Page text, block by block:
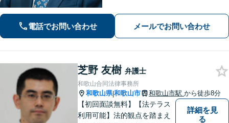
性弁護士も在籍。DV／モラハラ・お子
さまの問題も親身に取り組む【夜間・
電話でお問い合わせ メールでお問い合わせ
芝野 友樹 弁護士
和歌山合同法律事務所
和歌山県|和歌山市 和歌山市駅 から徒歩8分
【初回面談無料】【法テラス
利用可能】法的観点を踏まえ
詳細を見
る